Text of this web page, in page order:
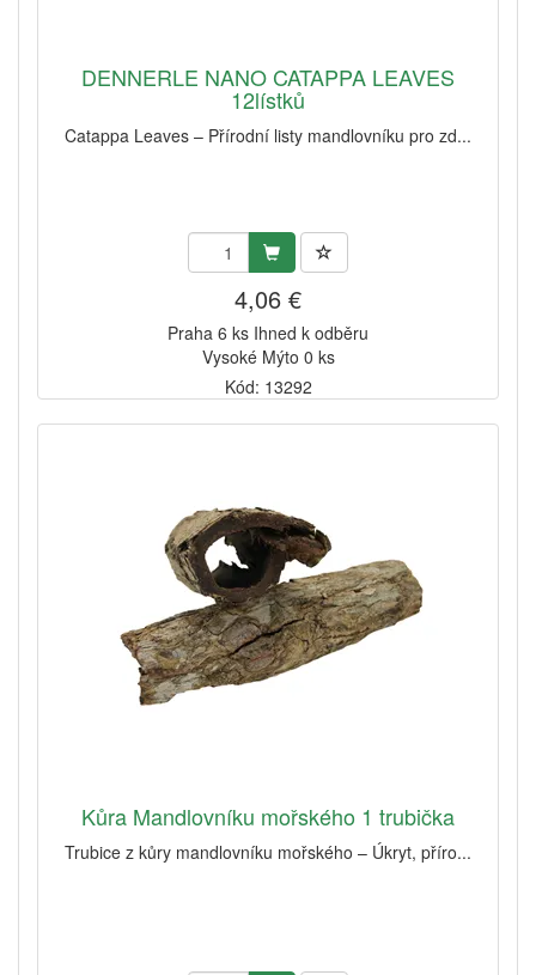
DENNERLE NANO CATAPPA LEAVES
12lístků
Catappa Leaves – Přírodní listy mandlovníku pro zd...
4,06 €
Praha 6 ks Ihned k odběru
Vysoké Mýto 0 ks
Kód: 13292
Kůra Mandlovníku mořského 1 trubička
Trubice z kůry mandlovníku mořského – Úkryt, příro...